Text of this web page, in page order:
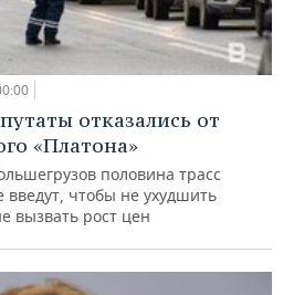
отказались от
«Платона»
половина трасс
введут, чтобы не ухудшить
вызвать рост цен